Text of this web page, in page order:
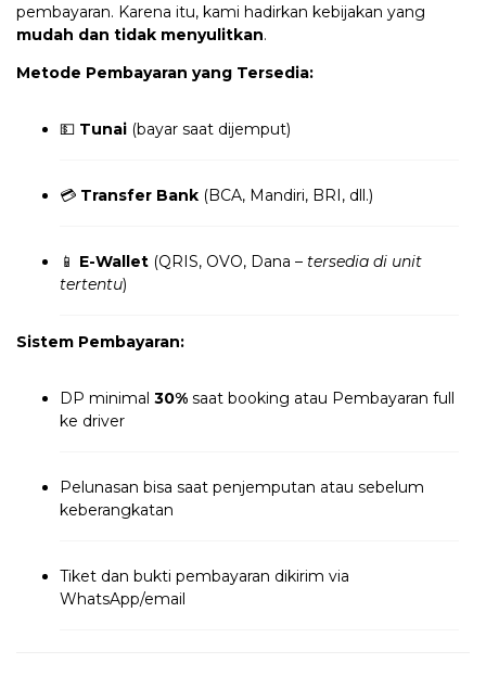
pembayaran. Karena itu, kami hadirkan kebijakan yang
mudah dan tidak menyulitkan.
Metode Pembayaran yang Tersedia:
💵 Tunai (bayar saat dijemput)
💳 Transfer Bank (BCA, Mandiri, BRI, dll.)
📱 E-Wallet (QRIS, OVO, Dana – tersedia di unit
tertentu)
Sistem Pembayaran:
DP minimal 30% saat booking atau Pembayaran full
ke driver
Pelunasan bisa saat penjemputan atau sebelum
keberangkatan
Tiket dan bukti pembayaran dikirim via
WhatsApp/email